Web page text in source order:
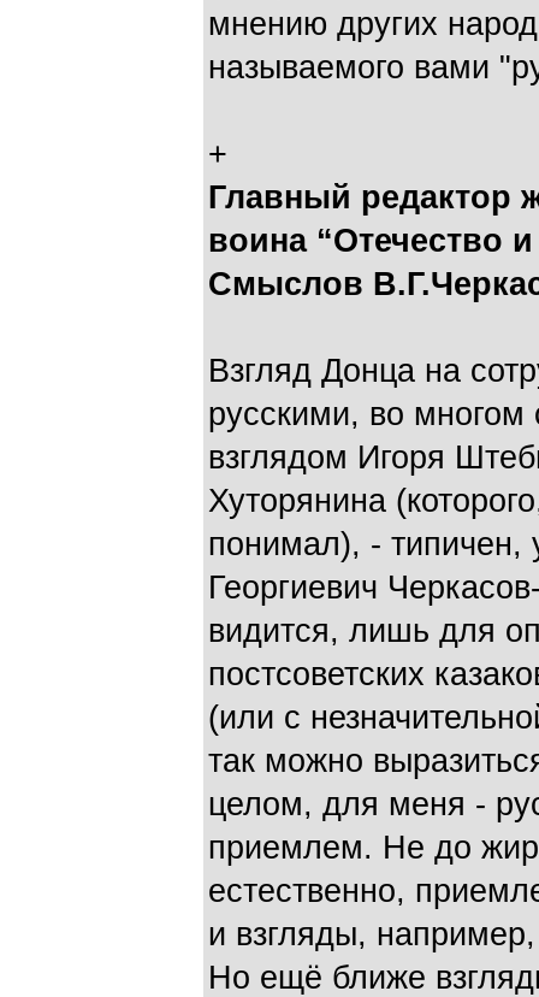
мнению других
называемого вами
+
Главный редактор
воина “Отечество
Смыслов
Взгляд Донца на
русскими, во многом
взглядом Игоря
Хуторянина
понимал), -
Георгиевич
видится, лишь для
постсоветских
(или с
так можно
целом, для меня -
приемлем. Не до
естественно,
и взгляды,
Но ещё ближе